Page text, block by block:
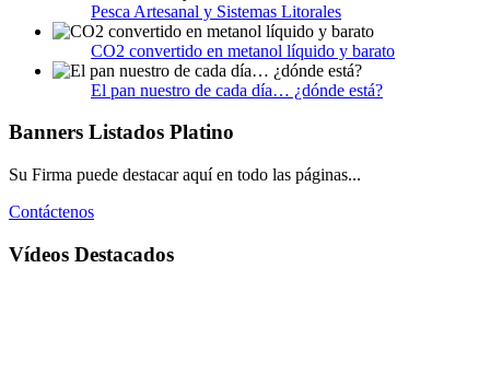
Pesca Artesanal y Sistemas Litorales
CO2 convertido en metanol líquido y barato
El pan nuestro de cada día… ¿dónde está?
Banners Listados Platino
Su Firma puede destacar aquí en todo las páginas...
Contáctenos
Vídeos Destacados